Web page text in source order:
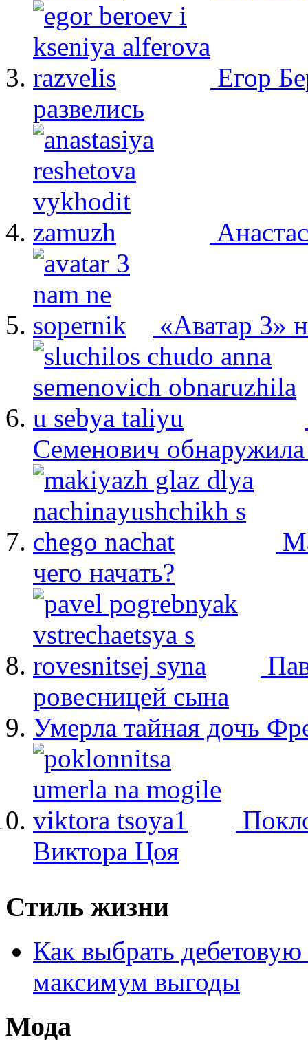
Егор
развелись
«Аватар 3»
Семенович
чего начать?
ровесницей сына
Умерла тайная дочь
Виктора Цоя
Стиль жизни
Как выбрать дебетовую
максимум выгоды
Мода